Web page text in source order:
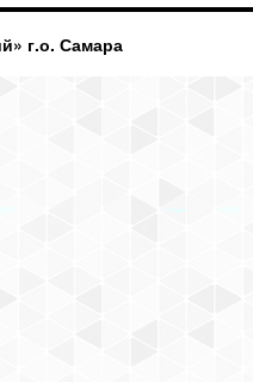
г.о. Самара